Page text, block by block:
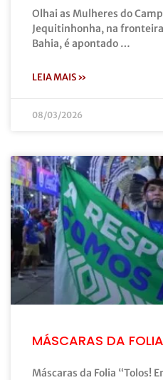
Olhai as Mulheres do
Jequitinhonha, na
Bahia, é apontado …
LEIA MAIS »
08/03/2026
MÁSCARAS DA FOLIA
Máscaras da Folia “Tolos!